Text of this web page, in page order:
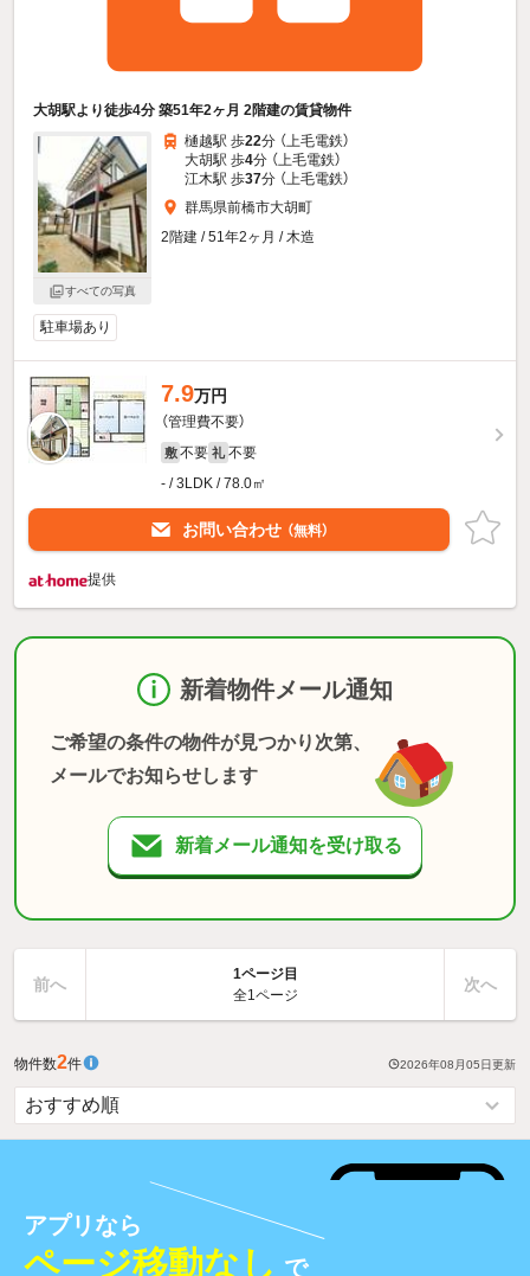
大胡駅より徒歩4分 築51年2ヶ月 2階建の賃貸物件
すべての写真
樋越駅 歩22分 （上毛電鉄）
大胡駅 歩4分 （上毛電鉄）
江木駅 歩37分 （上毛電鉄）
群馬県前橋市大胡町
2階建 / 51年2ヶ月 / 木造
駐車場あり
7.9万円
（管理費不要）
敷 不要 礼 不要
- / 3LDK / 78.0㎡
お問い合わせ （無料）
提供
新着物件メール通知
ご希望の条件の物件が見つかり次第、
メールでお知らせします
新着メール通知を受け取る
前へ
1ページ目
全1ページ
次へ
物件数2件 2026年08月05日更新
アプリなら
ページ移動なし で